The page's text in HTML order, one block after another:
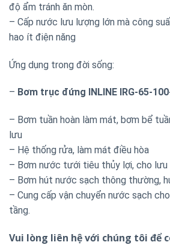
độ ẩm tránh ăn mòn.
– Cấp nước lưu lượng lớn mà công
hao ít điện năng
Ứng dụng trong đời sống:
– Bơm trục đứng INLINE IRG-65-
– Bơm tuần hoàn làm mát, bơm bể
lưu
– Hệ thống rửa, làm mát điều hòa
– Bơm nước tưới tiêu thủy lợi, cho lưu
– Bơm hút nước sạch thông thường,
– Cung cấp vận chuyển nước sạch
tầng.
Vui lòng liên hệ với chúng tôi để